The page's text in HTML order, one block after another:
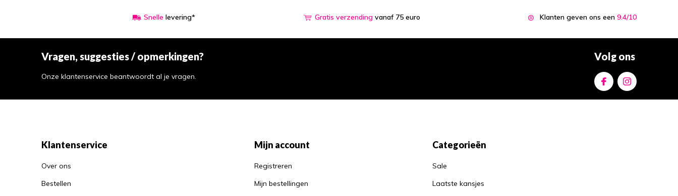
kan helpen bij het
nekklachten
Waarom je altijd een
matrasbeschermer
moet gebruiken: de
voordelen op een
Snelle levering* Gratis verzending vanaf 75 euro Klanten geven ons een 9.4/10
Vragen, suggesties / opmerkingen?
Onze klantenservice beantwoordt al je vragen.
Volg ons
Klantenservice
Over ons
Bestellen
Mijn account
Registreren
Mijn bestellingen
Categorieën
Sale
Laatste kansjes